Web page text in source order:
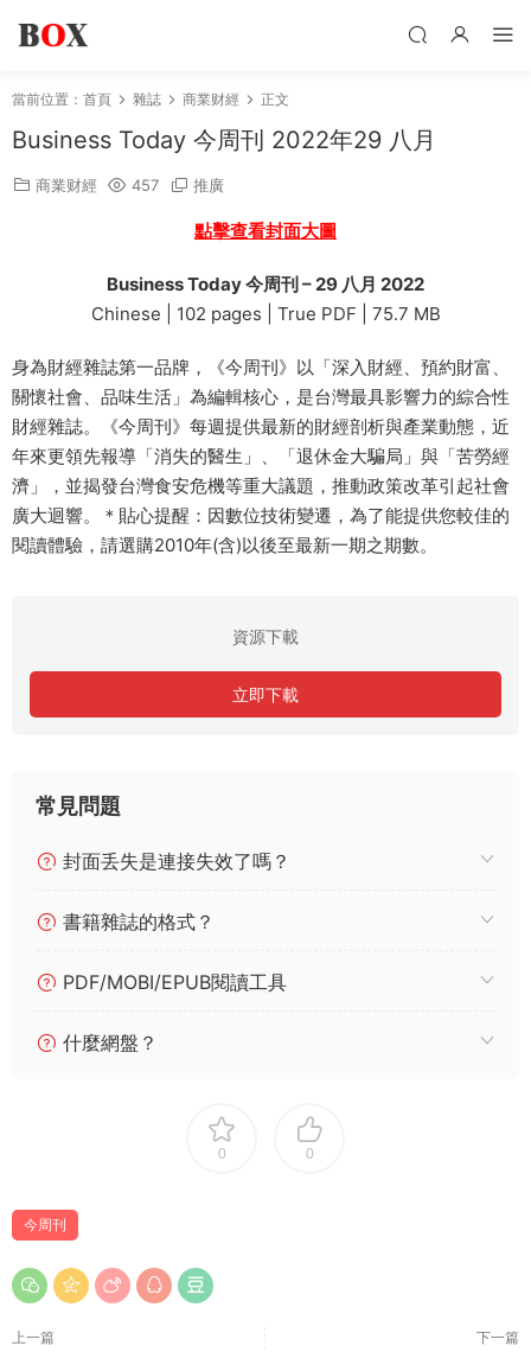
當前位置： 首頁 雜誌 商業财經 正文
Business Today 今周刊 2022年29 八月
商業财經 457 推廣
點擊查看封面大圖
Business Today 今周刊 – 29 八月 2022
Chinese | 102 pages | True PDF | 75.7 MB
身為財經雜誌第一品牌，《今周刊》以「深入財經、預約財富、
關懷社會、品味生活」為編輯核心，是台灣最具影響力的綜合性
財經雜誌。《今周刊》每週提供最新的財經剖析與產業動態，近
年來更領先報導「消失的醫生」、「退休金大騙局」與「苦勞經
濟」，並揭發台灣食安危機等重大議題，推動政策改革引起社會
廣大迴響。＊貼心提醒：因數位技術變遷，為了能提供您較佳的
閱讀體驗，請選購2010年(含)以後至最新一期之期數。
資源下載
立即下載
常見問題
封面丢失是連接失效了嗎？
書籍雜誌的格式？
PDF/MOBI/EPUB閱讀工具
什麼網盤？
0 0
今周刊
上一篇 下一篇